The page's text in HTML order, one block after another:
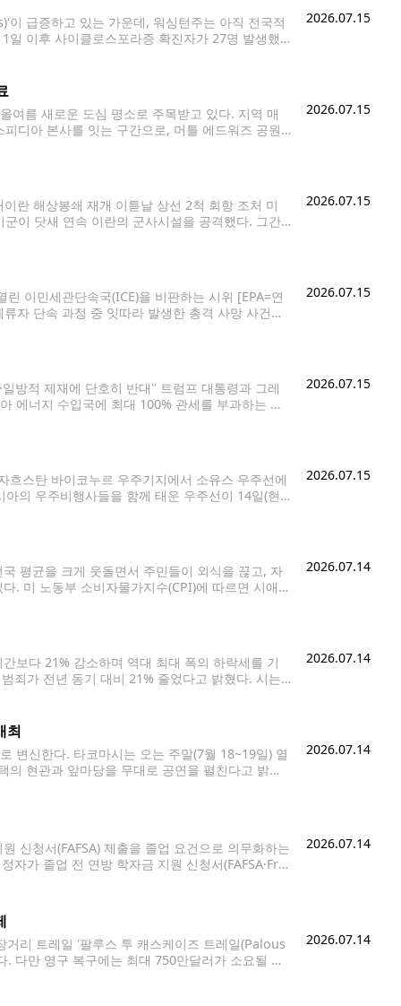
급증하고 있는 가운데, 워싱턴주는 아직 전국적
이후 사이클로스포라증 확진자가 27명 발생했
2026.07.15
름 새로운 도심 명소로 주목받고 있다. 지역 매
디아 본사를 잇는 구간으로, 머틀 에드워즈 공원
2026.07.15
란 해상봉쇄 재개 이튿날 상선 2척 회항 조처 미
이 닷새 연속 이란의 군사시설을 공격했다. 그간
2026.07.15
이민세관단속국(ICE)을 비판하는 시위 [EPA=연
자 단속 과정 중 잇따라 발생한 총격 사망 사건의
2026.07.15
방적 제재에 단호히 반대" 트럼프 대통령과 그레
에너지 수입국에 최대 100% 관세를 부과하는 대
2026.07.15
스탄 바이코누르 우주기지에서 소유스 우주선에
의 우주비행사들을 함께 태운 우주선이 14일(현
2026.07.15
평균을 크게 웃돌면서 주민들이 외식을 끊고, 자
. 미 노동부 소비자물가지수(CPI)에 따르면 시애틀
2026.07.14
보다 21% 감소하며 역대 최대 폭의 하락세를 기
죄가 전년 동기 대비 21% 줄었다고 밝혔다. 시는
2026.07.14
최
변신한다. 타코마시는 오는 주말(7월 18~19일) 열
현관과 앞마당을 무대로 공연을 펼친다고 밝혔
2026.07.14
신청서(FAFSA) 제출을 졸업 요건으로 의무화하는
가 졸업 전 연방 학자금 지원 신청서(FAFSA·Fre
2026.07.14
리 트레일 '팔루스 투 캐스케이즈 트레일(Palous
다만 영구 복구에는 최대 750만달러가 소요될 것
2026.07.14